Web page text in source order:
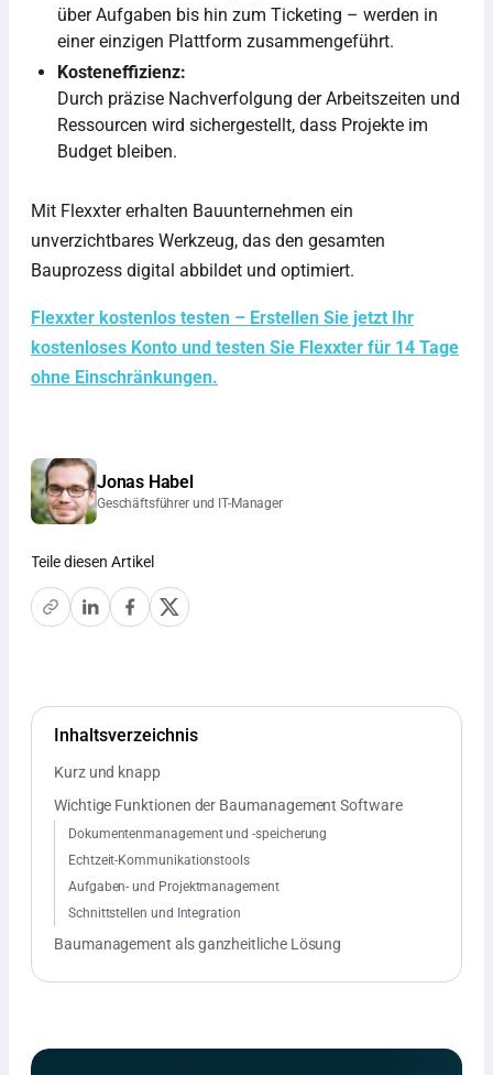
Inhaltsverzeichnis
Kurz und knapp
Wichtige Funktionen der Baumanagement Software
Dokumentenmanagement und -speicherung
Echtzeit-Kommunikationstools
Aufgaben- und Projektmanagement
Schnittstellen und Integration
Baumanagement als ganzheitliche Lösung
über Aufgaben bis hin zum Ticketing – werden in
einer einzigen Plattform zusammengeführt.
Kosteneffizienz:
Durch präzise Nachverfolgung der Arbeitszeiten und
Ressourcen wird sichergestellt, dass Projekte im
Budget bleiben.
Mit Flexxter erhalten Bauunternehmen ein
unverzichtbares Werkzeug, das den gesamten
Bauprozess digital abbildet und optimiert.
Flexxter kostenlos testen – Erstellen Sie jetzt Ihr
kostenloses Konto und testen Sie Flexxter für 14 Tage
ohne Einschränkungen.
Jonas Habel
Geschäftsführer und IT-Manager
Teile diesen Artikel